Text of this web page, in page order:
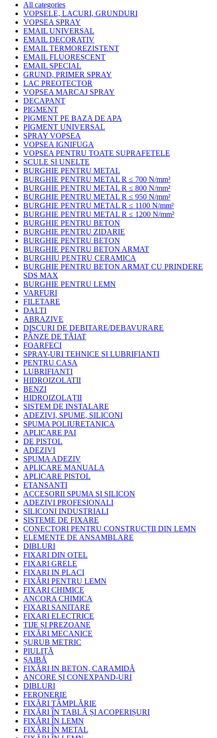
All categories
VOPSELE, LACURI, GRUNDURI
VOPSEA SPRAY
EMAIL UNIVERSAL
EMAIL DECORATIV
EMAIL TERMOREZISTENT
EMAIL FLUORESCENT
EMAIL SPECIAL
GRUND, PRIMER SPRAY
LAC PREOTECTOR
VOPSEA MARCAJ SPRAY
DECAPANT
PIGMENT
PIGMENT PE BAZA DE APA
PIGMENT UNIVERSAL
SPRAY VOPSEA
VOPSEA IGNIFUGA
VOPSEA PENTRU TOATE SUPRAFETELE
SCULE SI UNELTE
BURGHIE PENTRU METAL
BURGHIE PENTRU METAL R ≤ 700 N/mm²
BURGHIE PENTRU METAL R ≤ 800 N/mm²
BURGHIE PENTRU METAL R ≤ 950 N/mm²
BURGHIE PENTRU METAL R ≤ 1100 N/mm²
BURGHIE PENTRU METAL R ≤ 1200 N/mm²
BURGHIE PENTRU BETON
BURGHIE PENTRU ZIDARIE
BURGHIE PENTRU BETON
BURGHIE PENTRU BETON ARMAT
BURGHIU PENTRU CERAMICA
BURGHIE PENTRU BETON ARMAT CU PRINDERE
SDS MAX
BURGHIE PENTRU LEMN
VARFURI
FILETARE
DALTI
ABRAZIVE
DISCURI DE DEBITARE/DEBAVURARE
PÂNZE DE TĂIAT
FOARFECI
SPRAY-URI TEHNICE SI LUBRIFIANTI
PENTRU CASA
LUBRIFIANTI
HIDROIZOLATII
BENZI
HIDROIZOLAȚII
SISTEM DE INSTALARE
ADEZIVI, SPUME, SILICONI
SPUMA POLIURETANICA
APLICARE PAI
DE PISTOL
ADEZIVI
SPUMA ADEZIV
APLICARE MANUALA
APLICARE PISTOL
ETANSANTI
ACCESORII SPUMA SI SILICON
ADEZIVI PROFESIONALI
SILICONI INDUSTRIALI
SISTEME DE FIXARE
CONECTORI PENTRU CONSTRUCȚII DIN LEMN
ELEMENTE DE ANSAMBLARE
DIBLURI
FIXARI DIN OTEL
FIXARI GRELE
FIXARI IN PLACI
FIXĂRI PENTRU LEMN
FIXARI CHIMICE
ANCORA CHIMICA
FIXARI SANITARE
FIXARI ELECTRICE
TIJE ȘI PREZOANE
FIXĂRI MECANICE
ȘURUB METRIC
PIULIȚĂ
ȘAIBĂ
FIXĂRI IN BETON, CARAMIDĂ
ANCORE ȘI CONEXPAND-URI
DIBLURI
FERONERIE
FIXĂRI TÂMPLĂRIE
FIXĂRI ÎN TABLĂ ȘI ACOPERIȘURI
FIXĂRI ÎN LEMN
FIXĂRI ÎN METAL